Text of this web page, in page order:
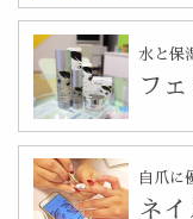
水と保
フ
自爪に
ネ